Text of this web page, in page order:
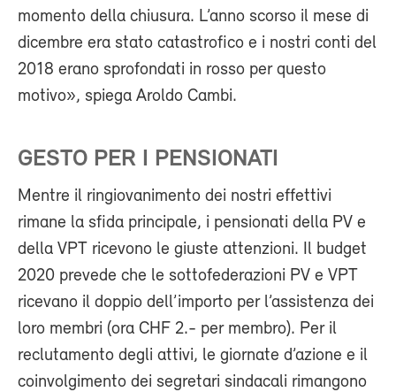
momento della chiusura. L’anno scorso il mese di
dicembre era stato catastrofico e i nostri conti del
2018 erano sprofondati in rosso per questo
motivo», spiega Aroldo Cambi.
GESTO PER I PENSIONATI
Mentre il ringiovanimento dei nostri effettivi
rimane la sfida principale, i pensionati della PV e
della VPT ricevono le giuste attenzioni. Il budget
2020 prevede che le sottofederazioni PV e VPT
ricevano il doppio dell’importo per l’assistenza dei
loro membri (ora CHF 2.- per membro). Per il
reclutamento degli attivi, le giornate d’azione e il
coinvolgimento dei segretari sindacali rimangono